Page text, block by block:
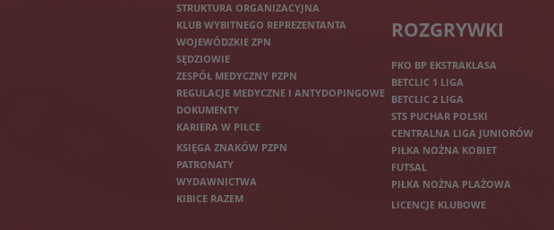
STRUKTURA ORGANIZACYJNA
KLUB WYBITNEGO REPREZENTANTA
WOJEWÓDZKIE ZPN
SĘDZIOWIE
ZESPÓŁ MEDYCZNY PZPN
REGULACJE MEDYCZNE I ANTYDOPINGOWE
DOKUMENTY
KARIERA W PIŁCE
KSIĘGA ZNAKÓW PZPN
PATRONATY
WYDAWNICTWA
KIBICE RAZEM
ROZGRYWKI
PKO BP EKSTRAKLASA
BETCLIC 1 LIGA
BETCLIC 2 LIGA
STS PUCHAR POLSKI
CENTRALNA LIGA JUNIORÓW
PIŁKA NOŻNA KOBIET
FUTSAL
PIŁKA NOŻNA PLAŻOWA
LICENCJE KLUBOWE